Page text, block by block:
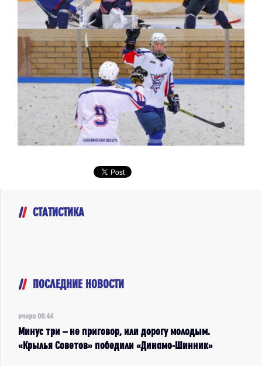
СТАТИСТИКА
ПОСЛЕДНИЕ НОВОСТИ
вчера 00:44
Минус три – не приговор, или дорогу молодым.
«Крылья Советов» победили «Динамо-Шинник»